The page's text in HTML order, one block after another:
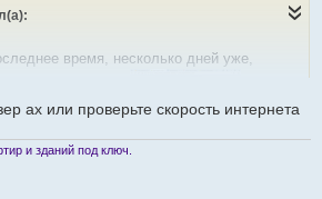
время, несколько дней уже,
через разные браузеры
ах или проверьте скорость интернета
и зданий под ключ.